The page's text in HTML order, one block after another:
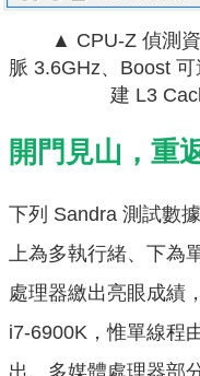
▲ CPU-Z 偵測
脈 3.6GHz、Boost
建 L3
開門見山，重
下列 Sandra 測試數
上為多執行緒、下為
處理器繳出亮眼成績
i7-6900K，惟單線程